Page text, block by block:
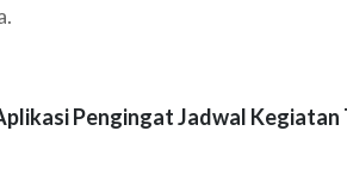
Pengingat Jadwal Kegiatan